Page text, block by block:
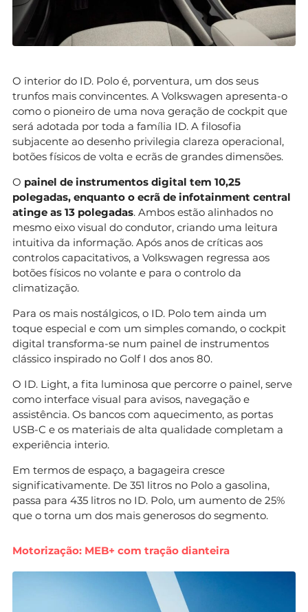
O interior do ID. Polo é, porventura, um dos seus
trunfos mais convincentes. A Volkswagen apresenta-o
como o pioneiro de uma nova geração de cockpit que
será adotada por toda a família ID. A filosofia
subjacente ao desenho privilegia clareza operacional,
botões físicos de volta e ecrãs de grandes dimensões.
O painel de instrumentos digital tem 10,25
polegadas, enquanto o ecrã de infotainment central
atinge as 13 polegadas. Ambos estão alinhados no
mesmo eixo visual do condutor, criando uma leitura
intuitiva da informação. Após anos de críticas aos
controlos capacitativos, a Volkswagen regressa aos
botões físicos no volante e para o controlo da
climatização.
Para os mais nostálgicos, o ID. Polo tem ainda um
toque especial e com um simples comando, o cockpit
digital transforma-se num painel de instrumentos
clássico inspirado no Golf I dos anos 80.
O ID. Light, a fita luminosa que percorre o painel, serve
como interface visual para avisos, navegação e
assistência. Os bancos com aquecimento, as portas
USB-C e os materiais de alta qualidade completam a
experiência interio.
Em termos de espaço, a bagageira cresce
significativamente. De 351 litros no Polo a gasolina,
passa para 435 litros no ID. Polo, um aumento de 25%
que o torna um dos mais generosos do segmento.
Motorização: MEB+ com tração dianteira